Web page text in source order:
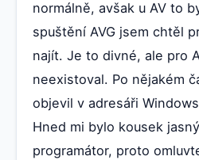
normálně, avšak u AV to
spuštění AVG jsem chtěl
najít. Je to divné, ale pro
neexistoval. Po nějakém
objevil v adresáři
Hned mi bylo kousek
programátor, proto